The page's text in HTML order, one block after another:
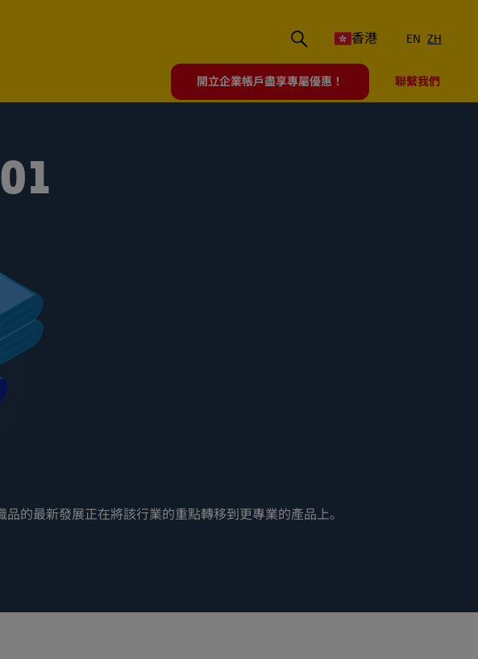
香港
EN ZH
開立企業帳戶盡享專屬優惠！ 聯繫我們
的最新發展正在將該行業的重點轉移到更專業的產品上。